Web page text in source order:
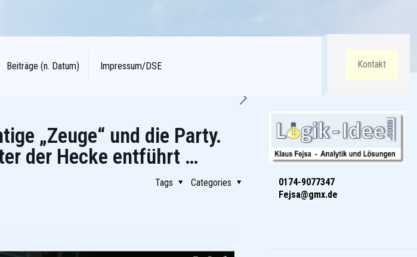
Beiträge (n. Datum) Impressum/DSE Kontakt
„Zeuge“ und die Party.
der Hecke entführt …
Categories
Tags
0174-9077347
Fejsa@gmx.de